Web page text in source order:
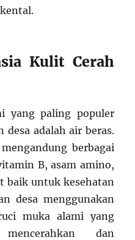
Kulit Cerah
yang paling populer
adalah air beras.
berbagai
B, asam amino,
baik untuk kesehatan
desa menggunakan
muka alami yang
dan